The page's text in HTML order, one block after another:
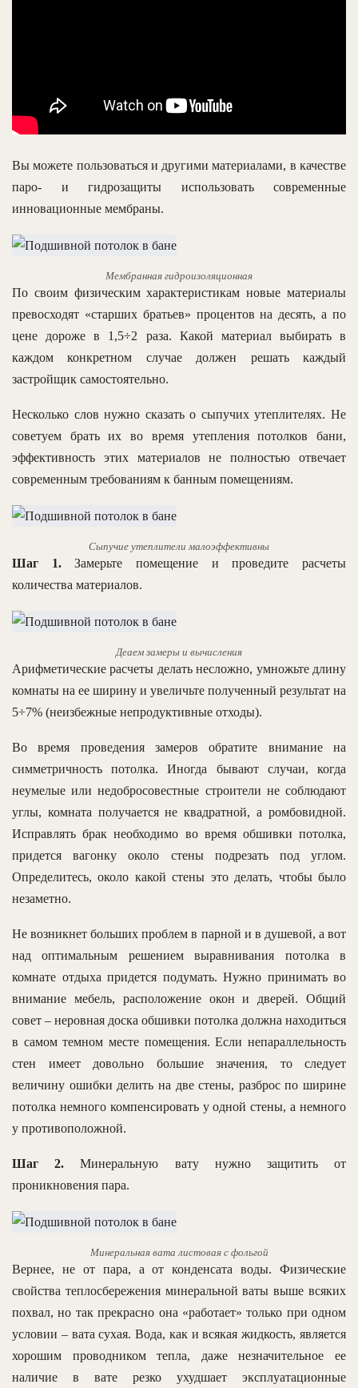
Вы можете пользоваться и другими материалами, в качестве
паро- и гидрозащиты использовать современные
инновационные мембраны.
Мембранная гидроизоляционная
По своим физическим характеристикам новые материалы
превосходят «старших братьев» процентов на десять, а по
цене дороже в 1,5÷2 раза. Какой материал выбирать в
каждом конкретном случае должен решать каждый
застройщик самостоятельно.
Несколько слов нужно сказать о сыпучих утеплителях. Не
советуем брать их во время утепления потолков бани,
эффективность этих материалов не полностью отвечает
современным требованиям к банным помещениям.
Сыпучие утеплители малоэффективны
Шаг 1.Замерьте помещение и проведите расчеты
количества материалов.
Деаем замеры и вычисления
Арифметические расчеты делать несложно, умножьте длину
комнаты на ее ширину и увеличьте полученный результат на
5÷7% (неизбежные непродуктивные отходы).
Во время проведения замеров обратите внимание на
симметричность потолка. Иногда бывают случаи, когда
неумелые или недобросовестные строители не соблюдают
углы, комната получается не квадратной, а ромбовидной.
Исправлять брак необходимо во время обшивки потолка,
придется вагонку около стены подрезать под углом.
Определитесь, около какой стены это делать, чтобы было
незаметно.
Не возникнет больших проблем в парной и в душевой, а вот
над оптимальным решением выравнивания потолка в
комнате отдыха придется подумать. Нужно принимать во
внимание мебель, расположение окон и дверей. Общий
совет – неровная доска обшивки потолка должна находиться
в самом темном месте помещения. Если непараллельность
стен имеет довольно большие значения, то следует
величину ошибки делить на две стены, разброс по ширине
потолка немного компенсировать у одной стены, а немного
у противоположной.
Шаг 2. Минеральную вату нужно защитить от
проникновения пара.
Минеральная вата листовая с фольгой
Вернее, не от пара, а от конденсата воды. Физические
свойства теплосбережения минеральной ваты выше всяких
похвал, но так прекрасно она «работает» только при одном
условии – вата сухая. Вода, как и всякая жидкость, является
хорошим проводником тепла, даже незначительное ее
наличие в вате резко ухудшает эксплуатационные